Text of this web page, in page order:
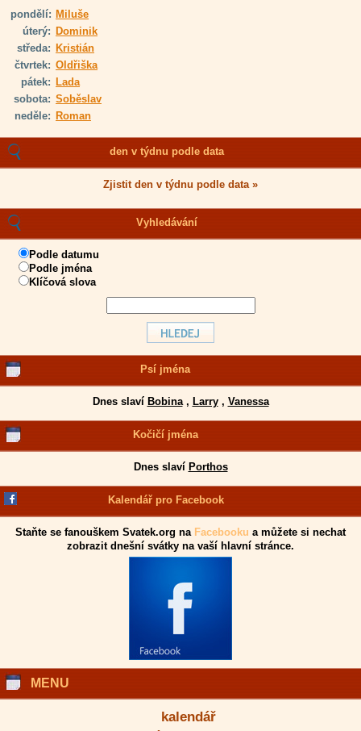
pondělí: Miluše
úterý: Dominik
středa: Kristián
čtvrtek: Oldřiška
pátek: Lada
sobota: Soběslav
neděle: Roman
den v týdnu podle data
Zjistit den v týdnu podle data »
Vyhledávání
Podle datumu
Podle jména
Klíčová slova
Psí jména
Dnes slaví Bobina, Larry, Vanessa
Kočičí jména
Dnes slaví Porthos
Kalendář pro Facebook
Staňte se fanouškem Svatek.org na Facebooku a můžete si nechat
zobrazit dnešní svátky na vaší hlavní stránce.
MENU
kalendář